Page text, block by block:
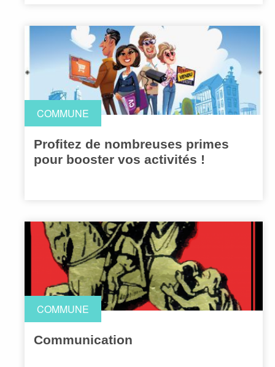
COMMUNE
Profitez de nombreuses primes
pour booster vos activités !
COMMUNE
Communication